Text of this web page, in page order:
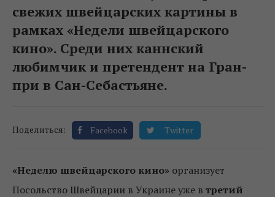
свежих швейцарских картины в
рамках «Недели швейцарского
кино». Среди них каннский
любимчик и претендент на Гран-
при в Сан-Себастьяне.
Поделиться: Facebook Twitter
«Неделю швейцарского кино» организует
Посольство Швейцарии в Украине уже в третий